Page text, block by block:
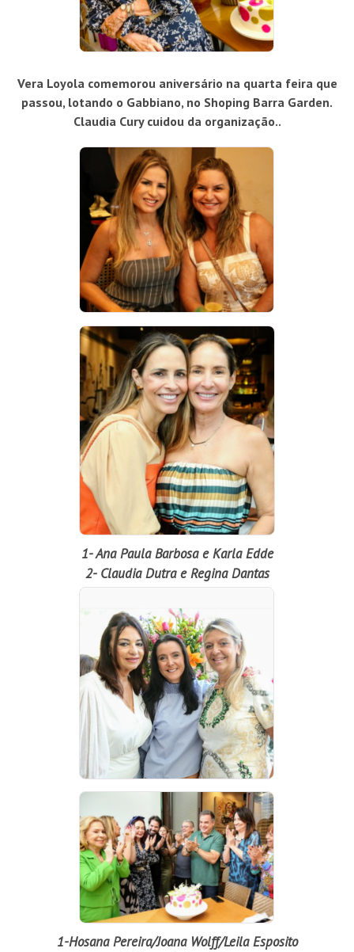
Vera Loyola comemorou aniversário na quarta feira que
passou, lotando o Gabbiano, no Shoping Barra Garden.
Claudia Cury cuidou da organização..
1- Ana Paula Barbosa e Karla Edde
2- Claudia Dutra e Regina Dantas
1-Hosana Pereira/Joana Wolff/Leila Esposito